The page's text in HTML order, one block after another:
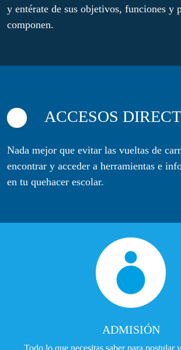
y entérate de sus objetivos, funciones y
componen.
ACCESOS
Nada mejor que evitar las vueltas de
encontrar y acceder a herramientas e
en tu quehacer escolar.
ADMISIÓN
Todo lo que necesitas saber para postular